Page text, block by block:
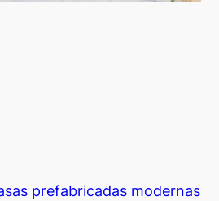
prefabricadas modernas